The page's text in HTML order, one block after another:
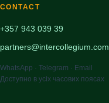
CONTACT
+357 943 039 39
partners@intercollegium.com
WhatsApp · Telegram · Email
Доступно в усіх часових поясах